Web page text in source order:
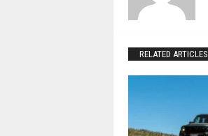
RELATED ARTICLES